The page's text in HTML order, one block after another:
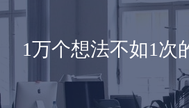
1万个想法不如1次